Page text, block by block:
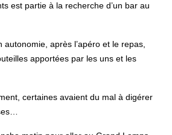
est partie à la recherche d’un bar au
après l’apéro et le repas,
apportées par les uns et les
certaines avaient du mal à digérer